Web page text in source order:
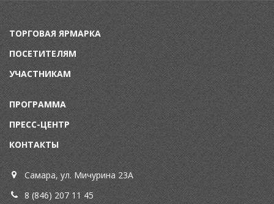
ТОРГОВАЯ ЯРМАРКА
ПОСЕТИТЕЛЯМ
УЧАСТНИКАМ
ПРОГРАММА
ПРЕСС-ЦЕНТР
КОНТАКТЫ
Самара, ул. Мичурина 23А
8 (846) 207 11 45